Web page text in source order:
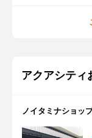
アクアシティ
ノイタミナショッ